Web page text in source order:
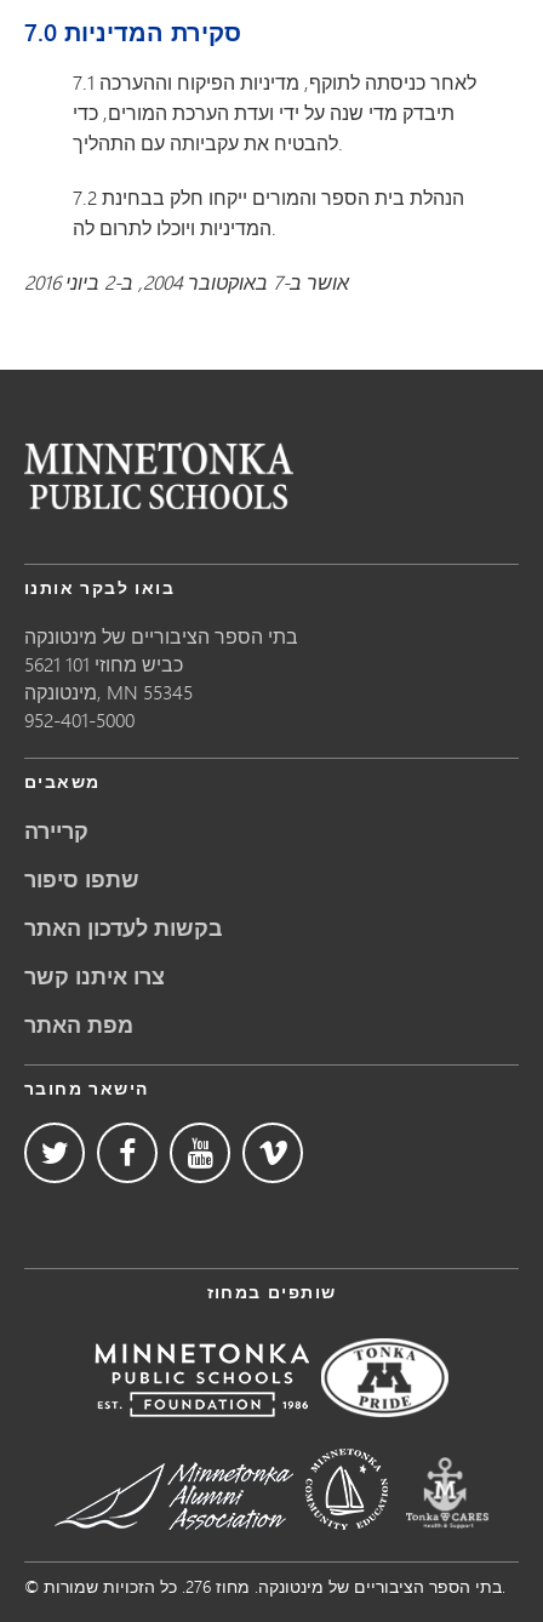
7.0 סקירת המדיניות
7.1 לאחר כניסתה לתוקף, מדיניות הפיקוח וההערכה
תיבדק מדי שנה על ידי ועדת הערכת המורים, כדי
להבטיח את עקביותה עם התהליך.
7.2 הנהלת בית הספר והמורים ייקחו חלק בבחינת
המדיניות ויוכלו לתרום לה.
אושר ב-7 באוקטובר 2004, ב-2 ביוני 2016
בואו לבקר אותנו
בתי הספר הציבוריים של מינטונקה
5621 כביש מחוזי 101
מינטונקה, MN 55345
952-401-5000
משאבים
קריירה
שתפו סיפור
בקשות לעדכון האתר
צרו איתנו קשר
מפת האתר
הישאר מחובר
שותפים במחוז
© בתי הספר הציבוריים של מינטונקה. מחוז 276. כל הזכויות שמורות.